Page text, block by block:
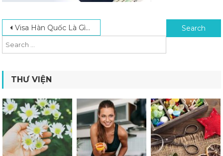
Post navigation
Visa Hàn Quốc Là Gì? Các Loại Visa Du Học Hàn Quốc Bạn Cần Biết Mới Nhất 2024 Search for:
THƯ VIỆN